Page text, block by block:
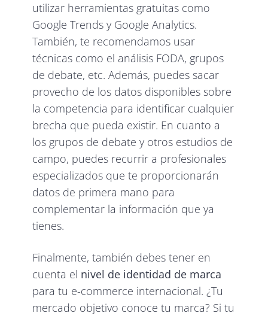
utilizar herramientas gratuitas como
Google Trends y Google Analytics.
También, te recomendamos usar
técnicas como el análisis FODA, grupos
de debate, etc. Además, puedes sacar
provecho de los datos disponibles sobre
la competencia para identificar cualquier
brecha que pueda existir. En cuanto a
los grupos de debate y otros estudios de
campo, puedes recurrir a profesionales
especializados que te proporcionarán
datos de primera mano para
complementar la información que ya
tienes.
Finalmente, también debes tener en
cuenta el nivel de identidad de marca
para tu e-commerce internacional. ¿Tu
mercado objetivo conoce tu marca? Si tu